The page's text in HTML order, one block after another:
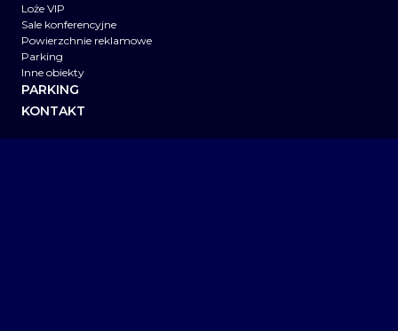
Loże VIP
Sale konferencyjne
Powierzchnie reklamowe
Parking
Inne obiekty
PARKING
KONTAKT